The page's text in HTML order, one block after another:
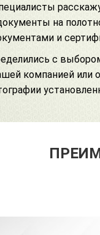
на
и
с
компанией или